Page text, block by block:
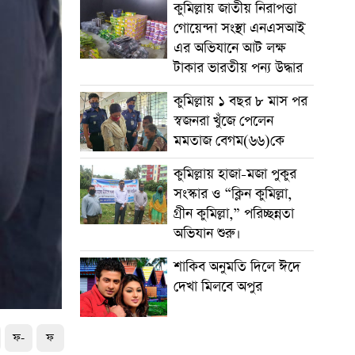
ফ- ফ
কুমিল্লায় জাতীয় নিরাপত্তা
গোয়েন্দা সংস্থা এনএসআই
এর অভিযানে আট লক্ষ
টাকার ভারতীয় পন্য উদ্ধার
কুমিল্লায় ১ বছর ৮ মাস পর
স্বজনরা খুঁজে পেলেন
মমতাজ বেগম(৬৬)কে
কুমিল্লায় হাজা-মজা পুকুর
সংস্কার ও “ক্লিন কুমিল্লা,
গ্রীন কুমিল্লা,” পরিচ্ছন্নতা
অভিযান শুরু।
শাকিব অনুমতি দিলে ঈদে
দেখা মিলবে অপুর